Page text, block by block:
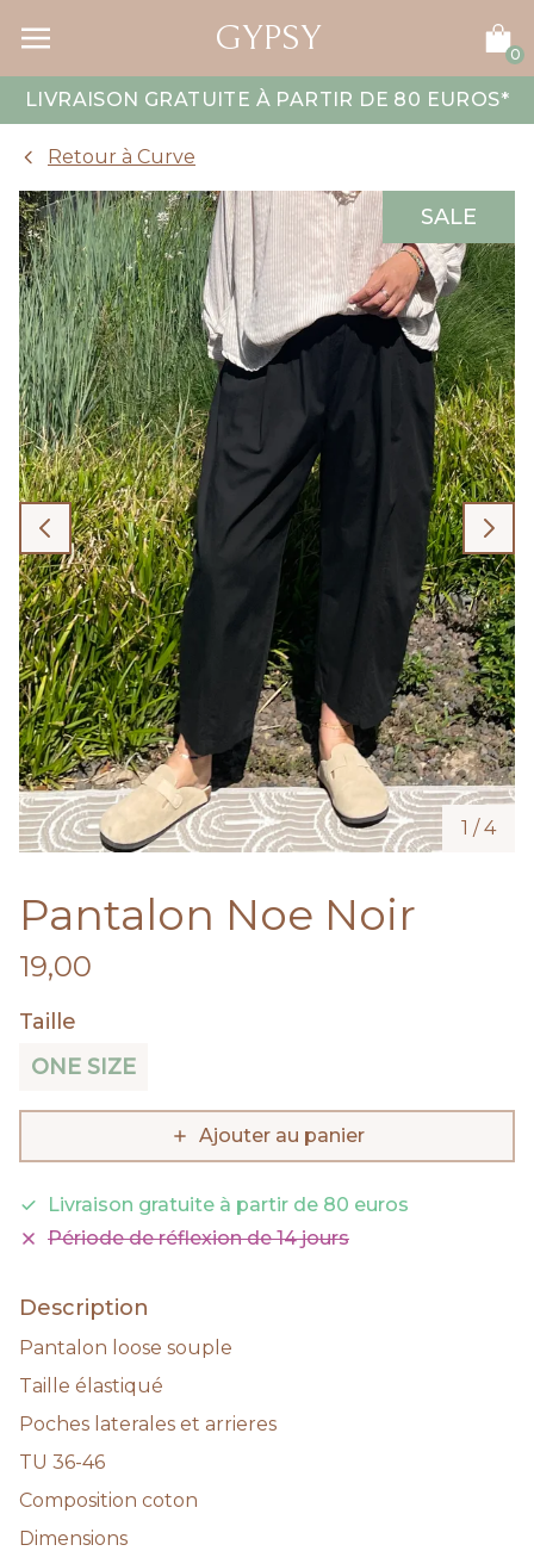
GYPSY 0
LIVRAISON GRATUITE À PARTIR DE 80 EUROS*
Retour à Curve
SALE
1 /4
Pantalon Noe Noir
19,00
Taille
ONE SIZE
Ajouter au panier
Livraison gratuite à partir de 80 euros
Période de réflexion de 14 jours
Description
Pantalon loose souple
Taille élastiqué
Poches laterales et arrieres
TU 36-46
Composition coton
Dimensions